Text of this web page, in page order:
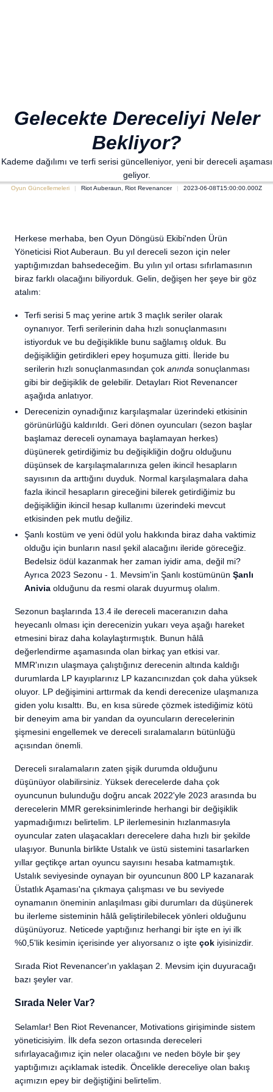
Gelecekte Dereceliyi Neler
Bekliyor?
Kademe dağılımı ve terfi serisi güncelleniyor, yeni bir dereceli aşaması
geliyor.
Oyun Güncellemeleri Riot Auberaun, Riot Revenancer 2023-06-08T15:00:00.000Z
Herkese merhaba, ben Oyun Döngüsü Ekibi'nden Ürün
Yöneticisi Riot Auberaun. Bu yıl dereceli sezon için neler
yaptığımızdan bahsedeceğim. Bu yılın yıl ortası sıfırlamasının
biraz farklı olacağını biliyorduk. Gelin, değişen her şeye bir göz
atalım:
Terfi serisi 5 maç yerine artık 3 maçlık seriler olarak
oynanıyor. Terfi serilerinin daha hızlı sonuçlanmasını
istiyorduk ve bu değişiklikle bunu sağlamış olduk. Bu
değişikliğin getirdikleri epey hoşumuza gitti. İleride bu
serilerin hızlı sonuçlanmasından çok anında sonuçlanması
gibi bir değişiklik de gelebilir. Detayları Riot Revenancer
aşağıda anlatıyor.
Derecenizin oynadığınız karşılaşmalar üzerindeki etkisinin
görünürlüğü kaldırıldı. Geri dönen oyuncuları (sezon başlar
başlamaz dereceli oynamaya başlamayan herkes)
düşünerek getirdiğimiz bu değişikliğin doğru olduğunu
düşünsek de karşılaşmalarınıza gelen ikincil hesapların
sayısının da arttığını duyduk. Normal karşılaşmalara daha
fazla ikincil hesapların gireceğini bilerek getirdiğimiz bu
değişikliğin ikincil hesap kullanımı üzerindeki mevcut
etkisinden pek mutlu değiliz.
Şanlı kostüm ve yeni ödül yolu hakkında biraz daha vaktimiz
olduğu için bunların nasıl şekil alacağını ileride göreceğiz.
Bedelsiz ödül kazanmak her zaman iyidir ama, değil mi?
Ayrıca 2023 Sezonu - 1. Mevsim'in Şanlı kostümünün Şanlı
Anivia olduğunu da resmi olarak duyurmuş olalım.
Sezonun başlarında 13.4 ile dereceli maceranızın daha
heyecanlı olması için derecenizin yukarı veya aşağı hareket
etmesini biraz daha kolaylaştırmıştık. Bunun hâlâ
değerlendirme aşamasında olan birkaç yan etkisi var.
MMR'ınızın ulaşmaya çalıştığınız derecenin altında kaldığı
durumlarda LP kayıplarınız LP kazancınızdan çok daha yüksek
oluyor. LP değişimini arttırmak da kendi derecenize ulaşmanıza
giden yolu kısalttı. Bu, en kısa sürede çözmek istediğimiz kötü
bir deneyim ama bir yandan da oyuncuların derecelerinin
şişmesini engellemek ve dereceli sıralamaların bütünlüğü
açısından önemli.
Dereceli sıralamaların zaten şişik durumda olduğunu
düşünüyor olabilirsiniz. Yüksek derecelerde daha çok
oyuncunun bulunduğu doğru ancak 2022'yle 2023 arasında bu
derecelerin MMR gereksinimlerinde herhangi bir değişiklik
yapmadığımızı belirtelim. LP ilerlemesinin hızlanmasıyla
oyuncular zaten ulaşacakları derecelere daha hızlı bir şekilde
ulaşıyor. Bununla birlikte Ustalık ve üstü sistemini tasarlarken
yıllar geçtikçe artan oyuncu sayısını hesaba katmamıştık.
Ustalık seviyesinde oynayan bir oyuncunun 800 LP kazanarak
Üstatlık Aşaması'na çıkmaya çalışması ve bu seviyede
oynamanın öneminin anlaşılması gibi durumları da düşünerek
bu ilerleme sisteminin hâlâ geliştirilebilecek yönleri olduğunu
düşünüyoruz. Neticede yaptığınız herhangi bir işte en iyi ilk
%0,5'lik kesimin içerisinde yer alıyorsanız o işte çok iyisinizdir.
Sırada Riot Revenancer'ın yaklaşan 2. Mevsim için duyuracağı
bazı şeyler var.
Sırada Neler Var?
Selamlar! Ben Riot Revenancer, Motivations girişiminde sistem
yöneticisiyim. İlk defa sezon ortasında dereceleri
sıfırlayacağımız için neler olacağını ve neden böyle bir şey
yaptığımızı açıklamak istedik. Öncelikle dereceliye olan bakış
açımızın epey bir değiştiğini belirtelim.